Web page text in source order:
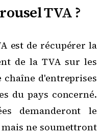
TVA ?
est de récupérer la
de la TVA sur les
d'entreprises
du pays concerné.
demanderont le
ne soumettront